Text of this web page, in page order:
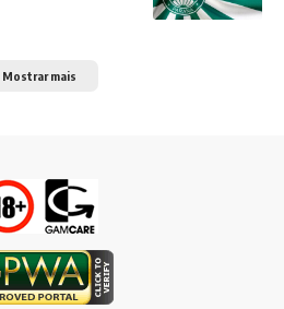
Mostrar mais